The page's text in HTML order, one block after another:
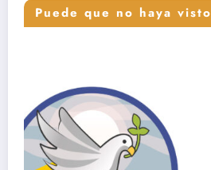
Puede que no haya visto